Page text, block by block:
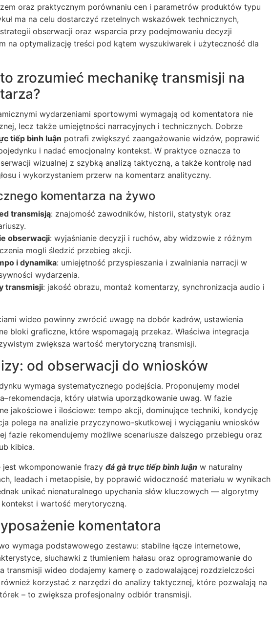
oraz praktycznym porównaniu cen i parametrów produktów typu
ma na celu dostarczyć rzetelnych wskazówek technicznych,
obserwacji oraz wsparcia przy podejmowaniu decyzji
na optymalizację treści pod kątem wyszukiwarek i użyteczność dla
zrozumieć mechanikę transmisji na
wydarzeniami sportowymi wymagają od komentatora nie
lecz także umiejętności narracyjnych i technicznych. Dobrze
tiếp bình luận potrafi zwiększyć zaangażowanie widzów, poprawić
i nadać emocjonalny kontekst. W praktyce oznacza to
wizualnej z szybką analizą taktyczną, a także kontrolę nad
i wykorzystaniem przerw na komentarz analityczny.
komentarza na żywo
transmisją: znajomość zawodników, historii, statystyk oraz
obserwacji: wyjaśnianie decyzji i ruchów, aby widzowie z różnym
mogli śledzić przebieg akcji.
i dynamika: umiejętność przyspieszania i zwalniania narracji w
wydarzenia.
transmisji: jakość obrazu, montaż komentarzy, synchronizacja audio i
wideo powinny zwrócić uwagę na dobór kadrów, ustawienia
bloki graficzne, które wspomagają przekaz. Właściwa integracja
zwiększa wartość merytoryczną transmisji.
od obserwacji do wniosków
wymaga systematycznego podejścia. Proponujemy model
który ułatwia uporządkowanie uwag. W fazie
jakościowe i ilościowe: tempo akcji, dominujące techniki, kondycję
polega na analizie przyczynowo-skutkowej i wyciąganiu wniosków
fazie rekomendujemy możliwe scenariusze dalszego przebiegu oraz
kibica.
jest wkomponowanie frazy đá gà trực tiếp bình luận w naturalny
leadach i metaopisie, by poprawić widoczność materiału w wynikach
unikać nienaturalnego upychania słów kluczowych — algorytmy
i wartość merytoryczną.
komentatora
wymaga podstawowego zestawu: stabilne łącze internetowe,
słuchawki z tłumieniem hałasu oraz oprogramowanie do
transmisji wideo dodajemy kamerę o zadowalającej rozdzielczości
korzystać z narzędzi do analizy taktycznej, które pozwalają na
– to zwiększa profesjonalny odbiór transmisji.